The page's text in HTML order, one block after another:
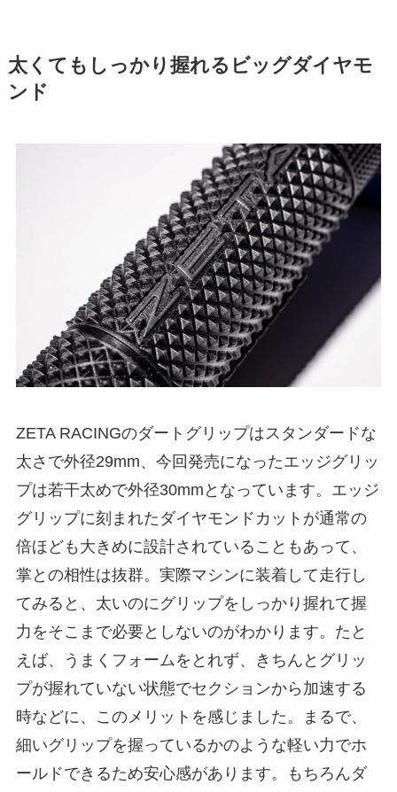
太くてもしっかり握れるビッグダイヤモ
ンド
ZETA RACINGのダートグリップはスタンダードな
太さで外径29mm、今回発売になったエッジグリッ
プは若干太めで外径30mmとなっています。エッジ
グリップに刻まれたダイヤモンドカットが通常の
倍ほども大きめに設計されていることもあって、
掌との相性は抜群。実際マシンに装着して走行し
てみると、太いのにグリップをしっかり握れて握
力をそこまで必要としないのがわかります。たと
えば、うまくフォームをとれず、きちんとグリッ
プが握れていない状態でセクションから加速する
時などに、このメリットを感じました。まるで、
細いグリップを握っているかのような軽い力でホ
ールドできるため安心感があります。もちろんダ